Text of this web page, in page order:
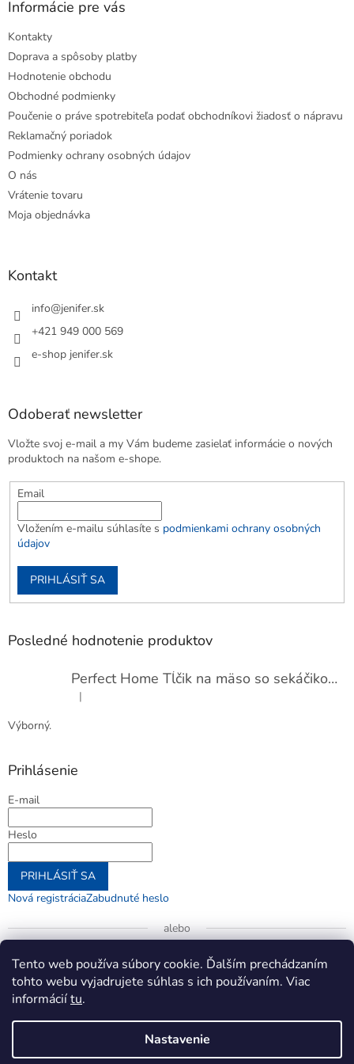
Tento web používa súbory cookie. Ďalším prechádzaním
tohto webu vyjadrujete súhlas s ich používaním. Viac
informáciítu.
Nastavenie
Informácie pre vás
Kontakty
Doprava a spôsoby platby
Hodnotenie obchodu
Obchodné podmienky
Poučenie o práve spotrebiteľa podať obchodníkovi žiadosť o nápravu
Reklamačný poriadok
Podmienky ochrany osobných údajov
O nás
Vrátenie tovaru
Moja objednávka
Kontakt
info@jenifer.sk
+421 949 000 569
e-shop jenifer.sk
Odoberať newsletter
Vložte svoj e-mail a my Vám budeme zasielať informácie o nových
produktoch na našom e-shope.
Email
Vložením e-mailu súhlasíte s podmienkami ochrany osobných
údajov
PRIHLÁSIŤ SA
Posledné hodnotenie produktov
Perfect Home Tĺčik na mäso so sekáčikom, 56893
Hodnotenie produktu je 5 z 5 hviezdičiek.
|
Výborný.
Prihlásenie
E-mail
Heslo
PRIHLÁSIŤ SA
Nová registráciaZabudnuté heslo
alebo
Prihlásiť sa cez Google